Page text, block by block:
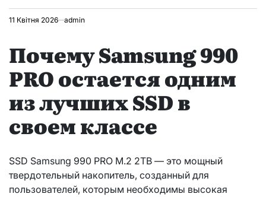
11 Квітня 2026 admin
Почему Samsung 990
PRO остается одним
из лучших SSD в
своем классе
SSD Samsung 990 PRO M.2 2TB — это мощный
твердотельный накопитель, созданный для
пользователей, которым необходимы высокая